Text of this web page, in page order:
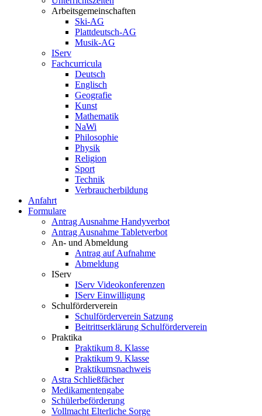
Arbeitsgemeinschaften
Ski-AG
Plattdeutsch-AG
Musik-AG
IServ
Fachcurricula
Deutsch
Englisch
Geografie
Kunst
Mathematik
NaWi
Philosophie
Physik
Religion
Sport
Technik
Verbraucherbildung
Anfahrt
Formulare
Antrag Ausnahme Handyverbot
Antrag Ausnahme Tabletverbot
An- und Abmeldung
Antrag auf Aufnahme
Abmeldung
IServ
IServ Videokonferenzen
IServ Einwilligung
Schulförderverein
Schulförderverein Satzung
Beitrittserklärung Schulförderverein
Praktika
Praktikum 8. Klasse
Praktikum 9. Klasse
Praktikumsnachweis
Astra Schließfächer
Medikamentengabe
Schülerbeförderung
Vollmacht Elterliche Sorge